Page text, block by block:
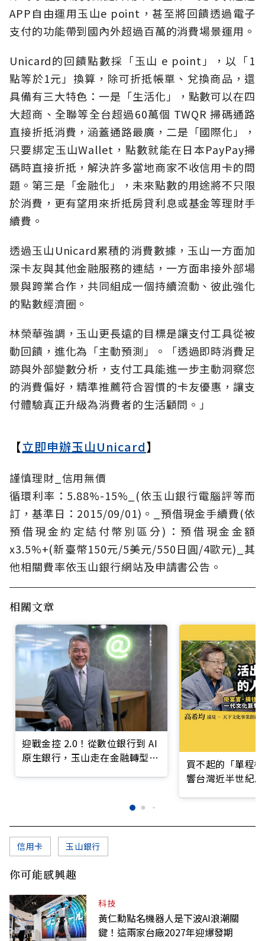
APP自由運用玉山e point，甚至將回饋透過電子
支付的功能帶到國內外超過百萬的消費場景運用。
Unicard的回饋點數採「玉山 e point」，以「1
點等於1元」換算，除可折抵帳單、兌換商品，還
具備有三大特色：一是「生活化」，點數可以在四
大超商、全聯等全台超過60萬個 TWQR 掃碼通路
直接折抵消費，涵蓋通路最廣，二是「國際化」，
只要綁定玉山Wallet，點數就能在日本PayPay掃
碼時直接折抵，解決許多當地商家不收信用卡的問
題。第三是「金融化」，未來點數的用途將不只限
於消費，更有望用來折抵房貸利息或基金等理財手
續費。
透過玉山Unicard累積的消費數據，玉山一方面加
深卡友與其他金融服務的連結，一方面串接外部場
景與跨業合作，共同組成一個持續流動、彼此強化
的點數經濟圈。
林榮華強調，玉山更長遠的目標是讓支付工具從被
動回饋，進化為「主動預測」。「透過即時消費足
跡與外部變數分析，支付工具能進一步主動洞察您
的消費偏好，精準推薦符合習慣的卡友優惠，讓支
付體驗真正升級為消費者的生活顧問。」
【立即申辦玉山Unicard】
謹慎理財_信用無價
循環利率：5.88%-15%_(依玉山銀行電腦評等而
訂，基準日：2015/09/01)。_預借現金手續費(依
預借現金約定結付幣別區分)：預借現金金額
x3.5%+(新臺幣150元/5美元/550日圓/4歐元)_其
他相關費率依玉山銀行網站及申請書公告。
相關文章
迎戰金控 2.0！從數位銀行到 AI
原生銀行，玉山走在金融轉型最
買不起的「單程
響台灣近半世紀
信用卡 玉山銀行
你可能感興趣
科技
黃仁勳點名機器人是下波AI浪潮關
鍵！這兩家台廠2027年迎爆發期